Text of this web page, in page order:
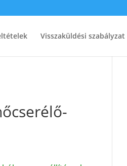
Visszaküldési szabályzat